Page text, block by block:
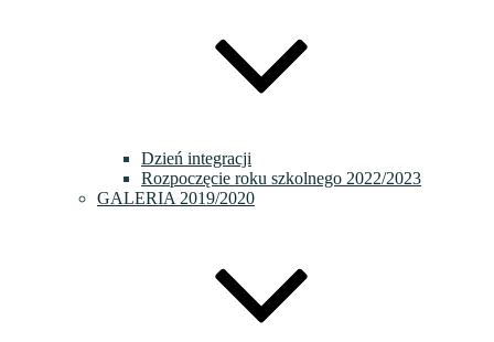
Dzień integracji
Rozpoczęcie roku szkolnego 2022/2023
GALERIA 2019/2020